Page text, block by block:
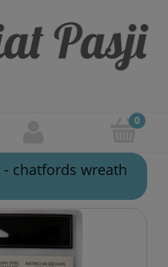
chatfords wreath